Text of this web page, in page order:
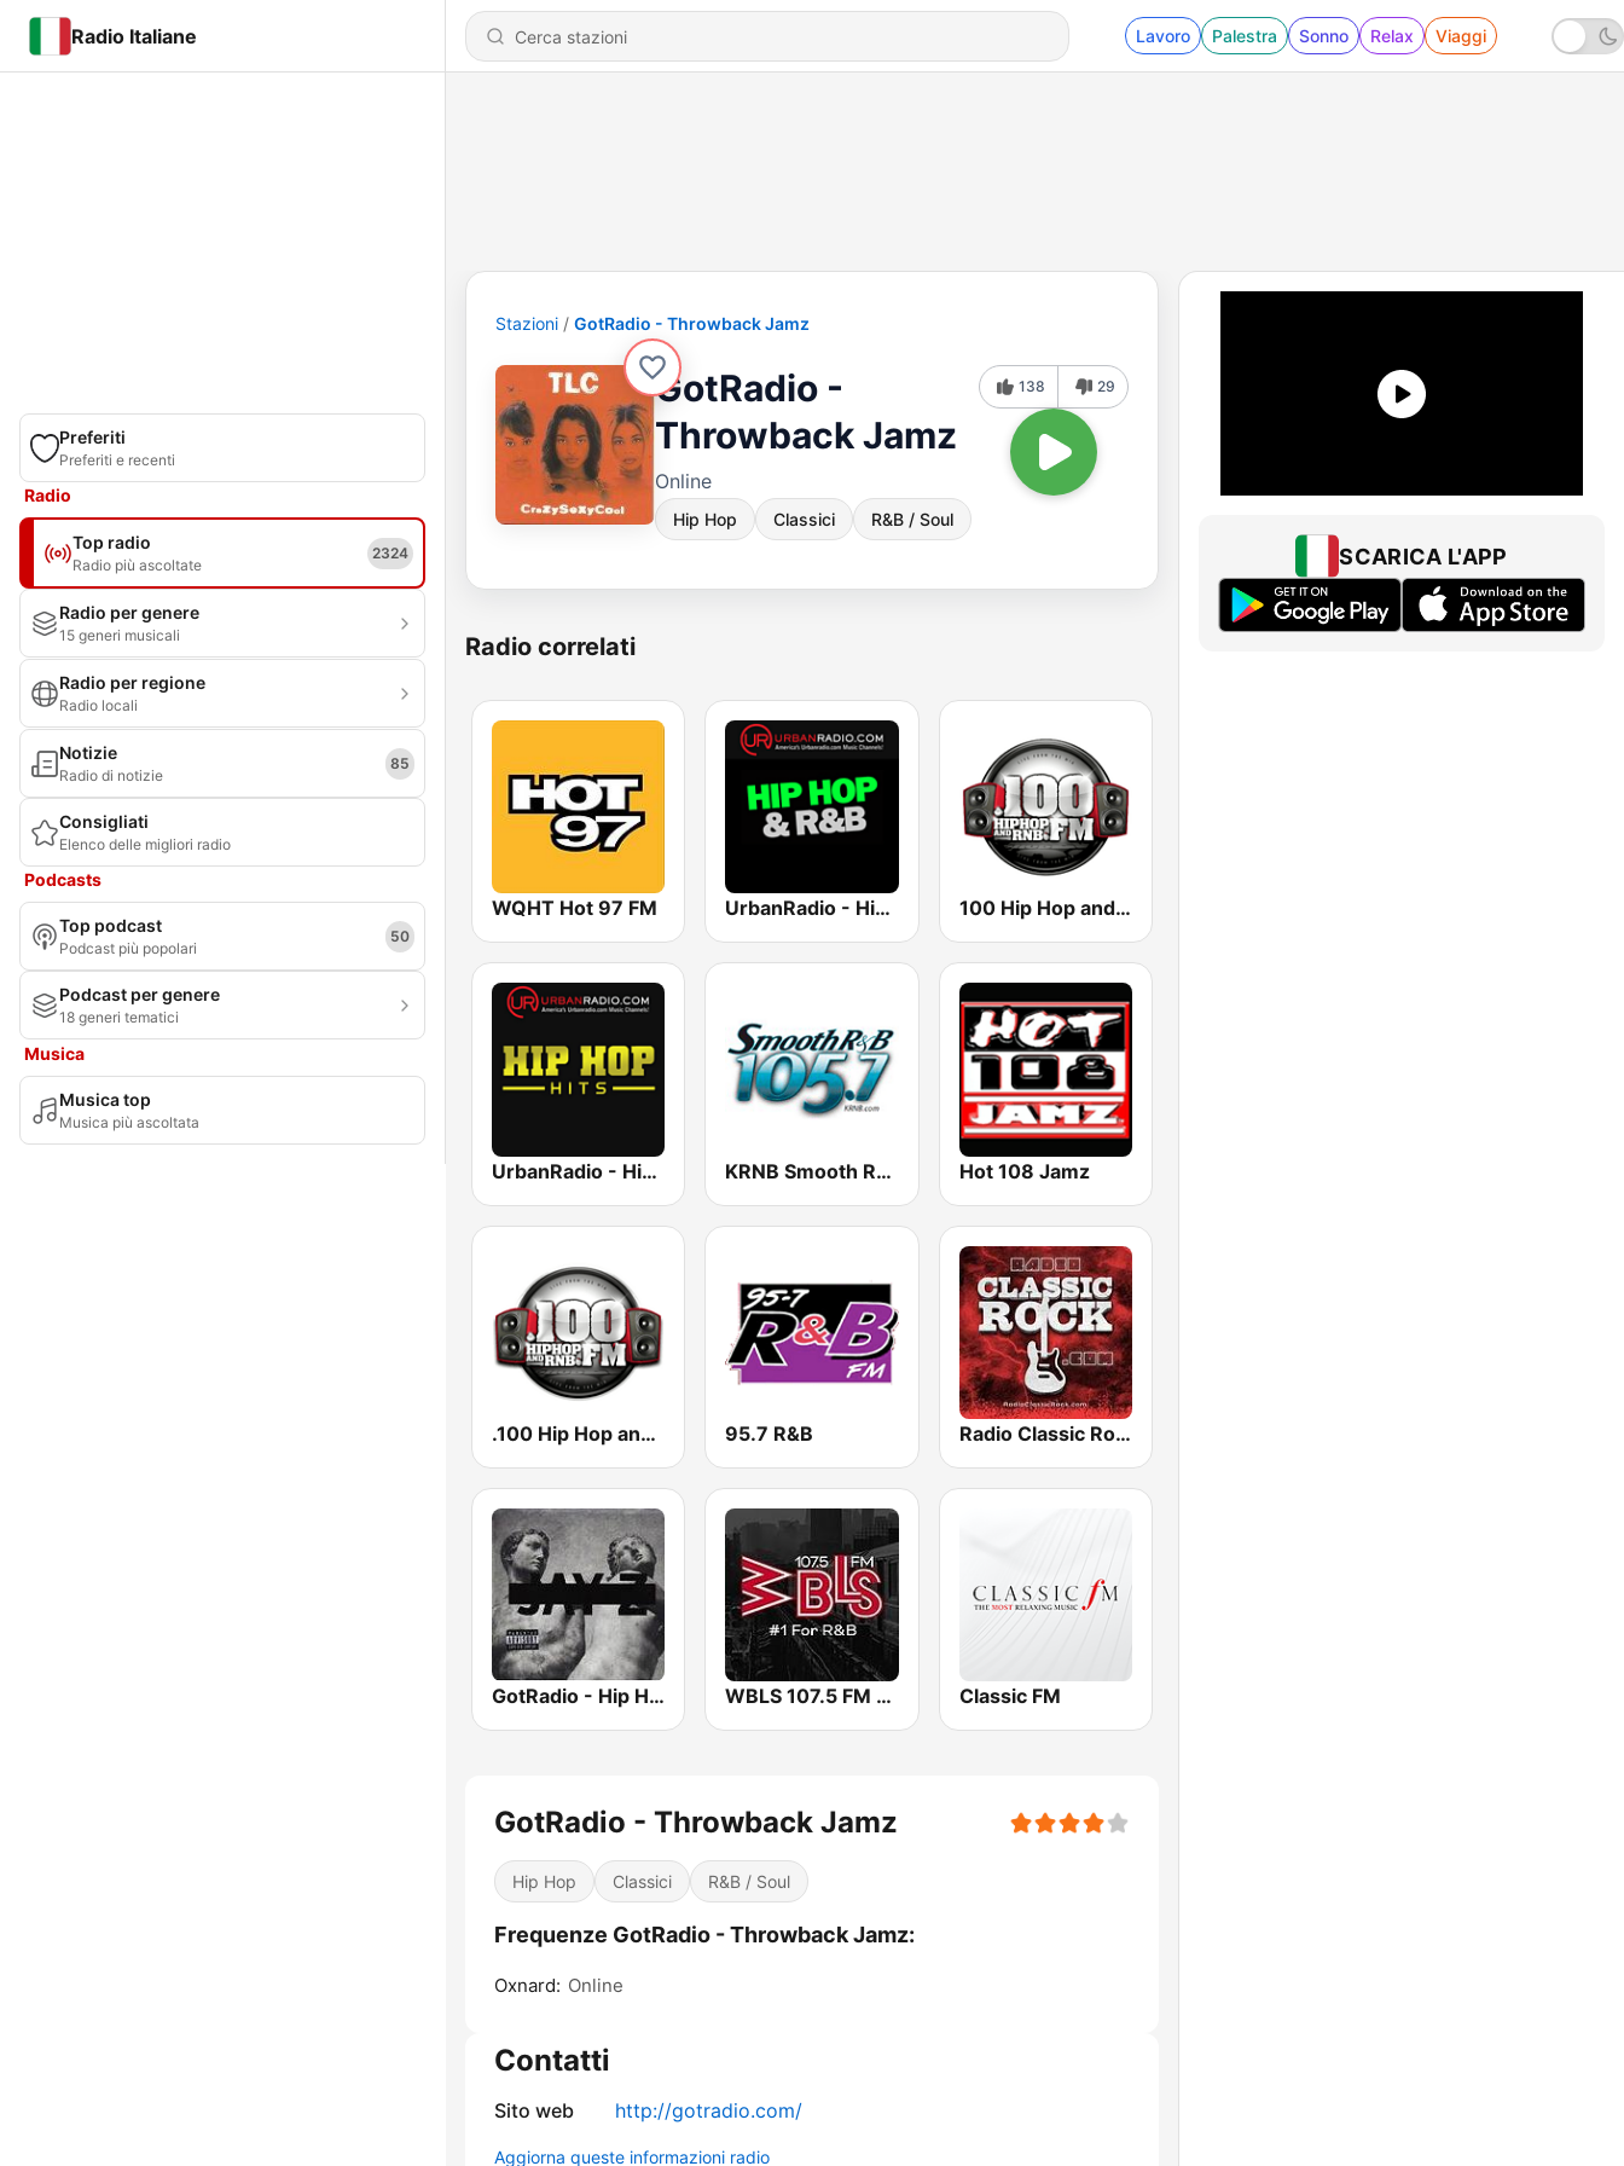
Radio Italiane Lavoro Palestra Sonno Relax Viaggi
Preferiti
Preferiti e recenti
Radio
Top radio
Radio più ascoltate
2324
Radio per genere
15 generi musicali
Radio per regione
Radio locali
Notizie
Radio di notizie
85
Consigliati
Elenco delle migliori radio
Podcasts
Top podcast
Podcast più popolari
50
Podcast per genere
18 generi tematici
Musica
Musica top
Musica più ascoltata
Stazioni GotRadio - Throwback Jamz
GotRadio -
Throwback Jamz
Online
Hip Hop Classici R&B / Soul
138 29
Radio correlati
WQHT Hot 97 FM UrbanRadio - Hip Hop & RnB 100 Hip Hop and RNB FM
UrbanRadio - Hip Hop Hits KRNB Smooth R&B 105.7 FM (US Only) Hot 108 Jamz
.100 Hip Hop and RNB.FM 95.7 R&B Radio Classic Rock
GotRadio - Hip Hop Stop WBLS 107.5 FM (US Only) Classic FM
GotRadio - Throwback Jamz
Hip Hop Classici R&B / Soul
Frequenze GotRadio - Throwback Jamz:
Oxnard: Online
Contatti
Sito web http://gotradio.com/
Aggiorna queste informazioni radio
SCARICA L'APP